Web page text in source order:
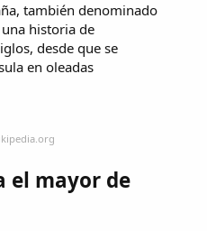
también denominado
historia de
desde que se
en oleadas
el mayor de